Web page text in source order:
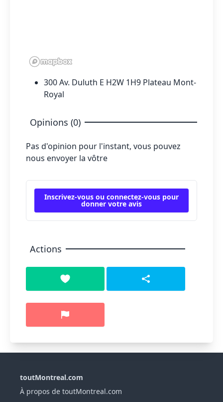
300 Av. Duluth E H2W 1H9 Plateau Mont-
Royal
Opinions (0)
Pas d'opinion pour l'instant, vous pouvez
nous envoyer la vôtre
Inscrivez-vous ou connectez-vous pour
donner votre avis
Actions
toutMontreal.com
À propos de toutMontreal.com